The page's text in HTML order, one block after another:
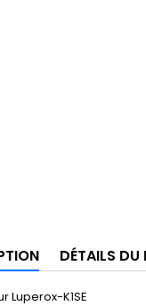
DÉTAILS DU
Luperox-K1SE